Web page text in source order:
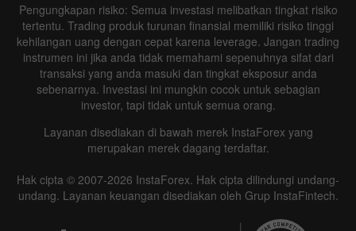
Pengungkapan risiko: Semua investasi melibatkan tingkat risiko
tertentu. Trading produk turunan finansial memiliki risiko tinggi
kehilangan uang dengan cepat karena leverage. Jangan trading
instrumen ini jika anda tidak memahami sepenuhnya sifat dari
transaksi yang anda masuki dan tingkat eksposur anda
sebenarnya. Investasi ini mungkin cocok untuk sebagian
investor, tapi tidak untuk semua orang.
Layanan disediakan di bawah merek InstaForex yang
merupakan merek dagang terdaftar.
Hak cipta © 2007-2026 InstaForex. Hak cipta dilindungi undang-
undang. Layanan keuangan disediakan oleh Grup InstaFintech.